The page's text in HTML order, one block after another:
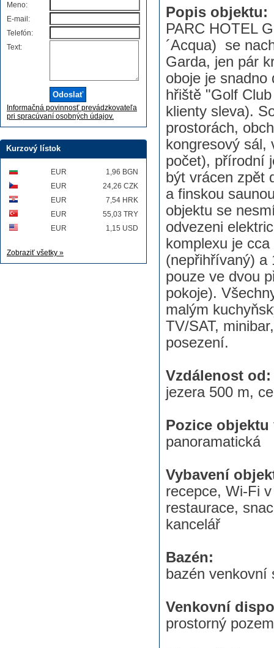
Popis objektu:
PARC HOTEL
´Acqua) se
Garda, jen pár
oboje je snadno
hřiště "Golf
klienty sleva).
prostorách,
kongresový sál,
počet), přírodní
být vrácen zpět
a finskou
objektu se
odvezeni
komplexu je
(nepřihřívaný) a
pouze ve dvou
pokoje).
malým
TV/SAT,
posezení.
Vzdálenost od:
jezera 500 m,
Pozice
panoramatická
Vybavení
recepce, Wi-Fi
restaurace,
kancelář
Bazén:
bazén venkovní
Venkovní
prostorný
Meno:
E-mail:
Telefón:
Text:
Informačná povinnosť prevádzkovateľa
pri spracúvaní osobných údajov.
Kurzový lístok
EUR
1,96 BGN
EUR
24,26 CZK
EUR
7,54 HRK
EUR
55,03 TRY
EUR
1,15 USD
Zobraziť všetky »